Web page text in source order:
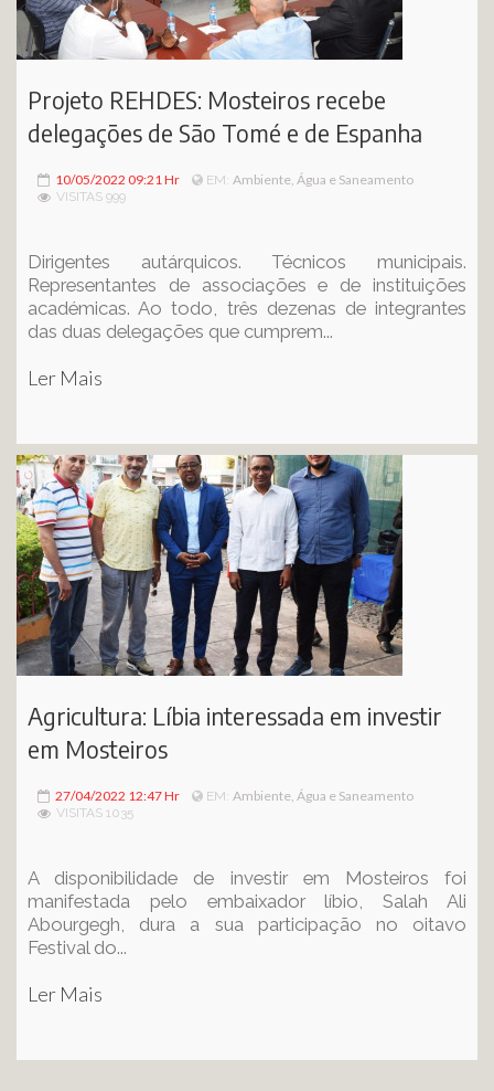
Projeto REHDES: Mosteiros recebe
delegações de São Tomé e de Espanha
10/05/2022 09:21 Hr EM: Ambiente, Água e Saneamento
VISITAS 999
Dirigentes autárquicos. Técnicos municipais.
Representantes de associações e de instituições
académicas. Ao todo, três dezenas de integrantes
das duas delegações que cumprem...
Ler Mais
Agricultura: Líbia interessada em investir
em Mosteiros
27/04/2022 12:47 Hr EM: Ambiente, Água e Saneamento
VISITAS 1035
A disponibilidade de investir em Mosteiros foi
manifestada pelo embaixador líbio, Salah Ali
Abourgegh, dura a sua participação no oitavo
Festival do...
Ler Mais